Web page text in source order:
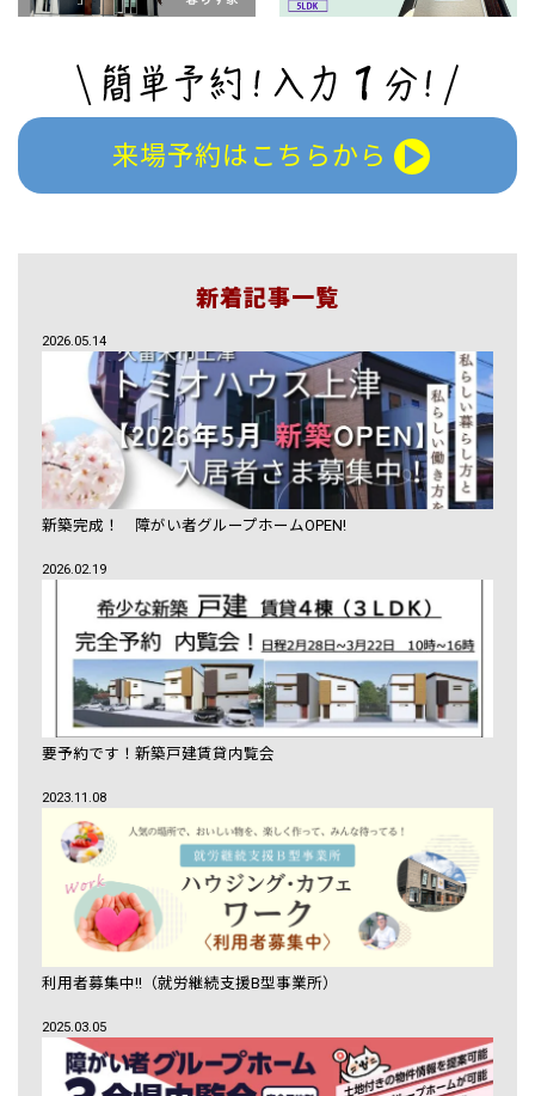
来場予約はこちらから
新着記事一覧
2026.05.14
新築完成！ 障がい者グループホームOPEN!
2026.02.19
要予約です！新築戸建賃貸内覧会
2023.11.08
利用者募集中!!（就労継続支援B型事業所）
2025.03.05